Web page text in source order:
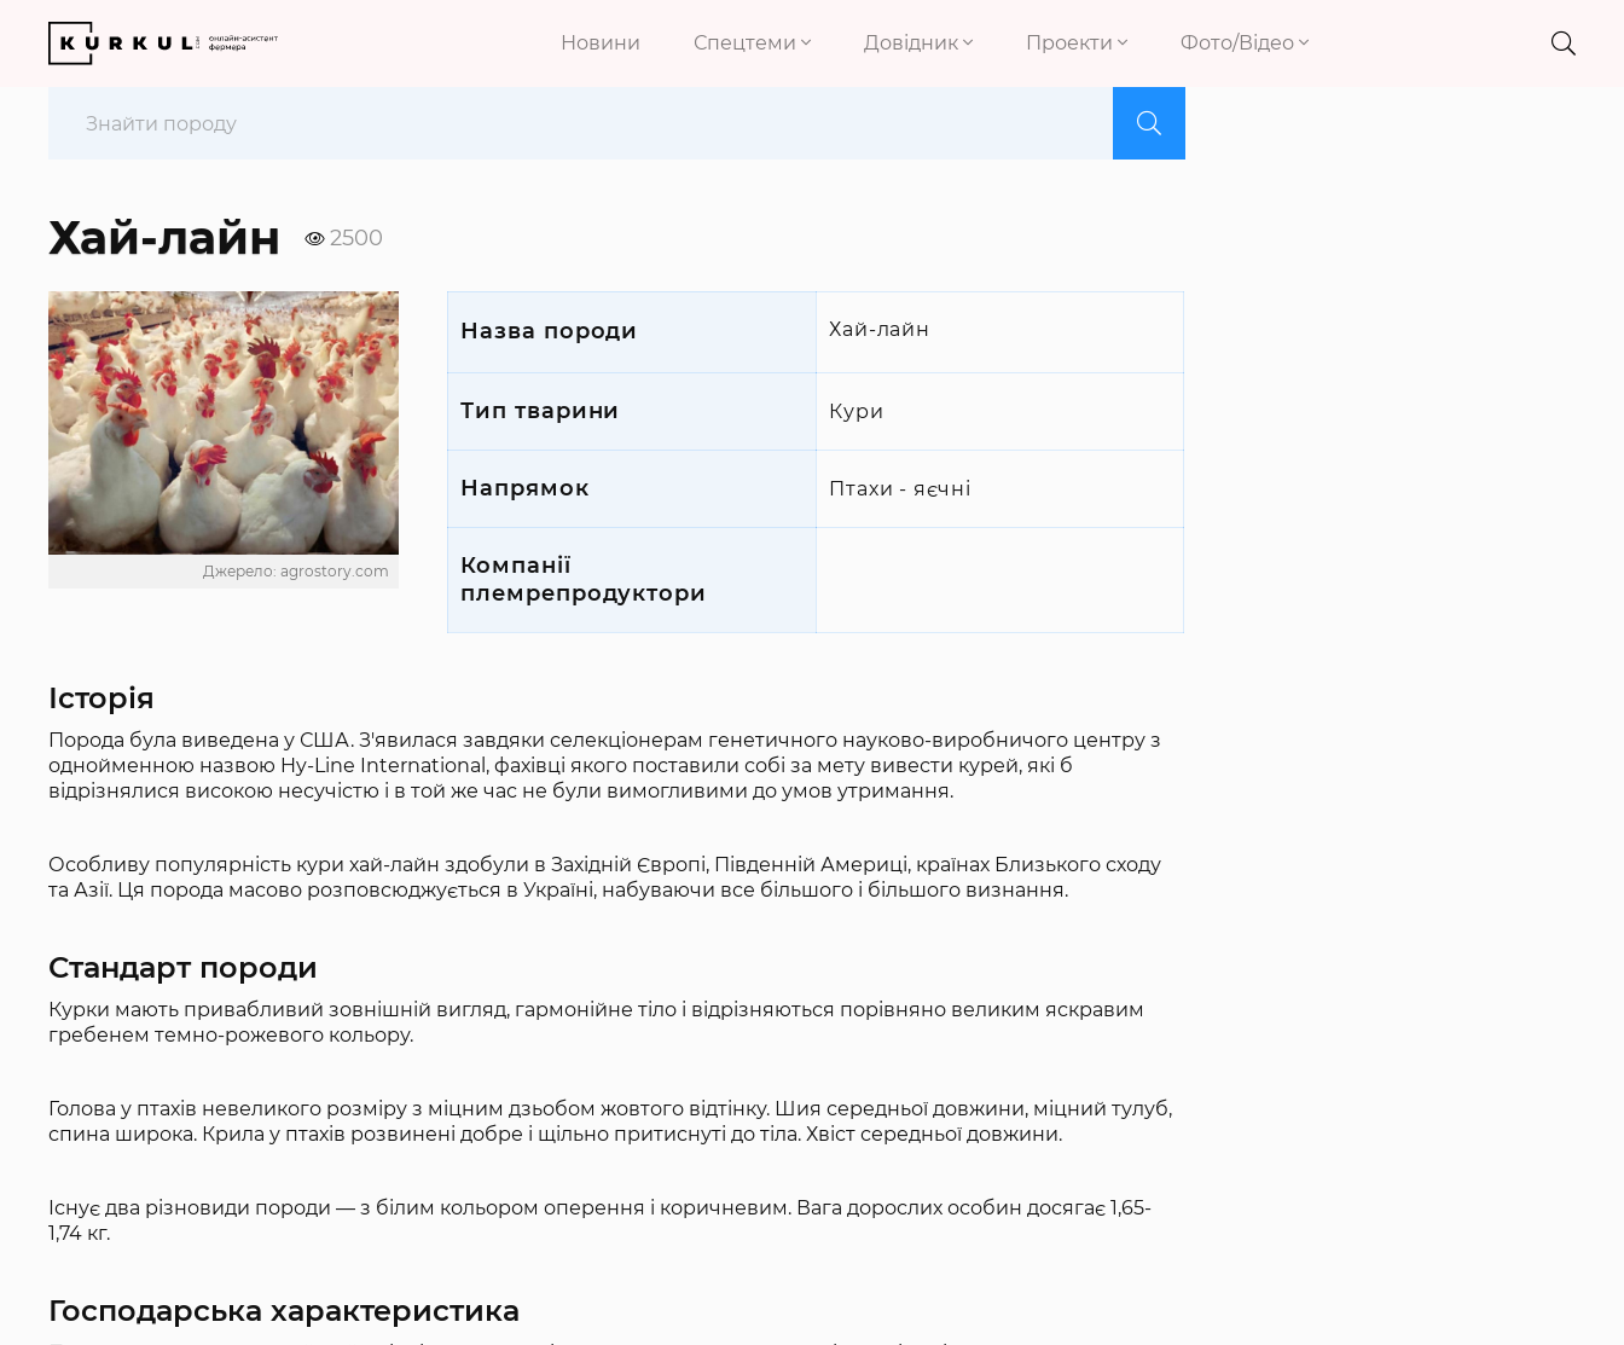
Новини Спецтеми Довідник Проекти Фото/Відео
Хай-лайн 2500
Джерело: agrostory.com
Назва породи Хай-лайн
Тип тварини Кури
Напрямок Птахи - яєчні
Компанії
племрепродуктори
Історія
Порода була виведена у США. З'явилася завдяки селекціонерам генетичного науково-виробничого центру з
однойменною назвою Hy-Line International, фахівці якого поставили собі за мету вивести курей, які б
відрізнялися високою несучістю і в той же час не були вимогливими до умов утримання.
Особливу популярність кури хай-лайн здобули в Західній Європі, Південній Америці, країнах Близького сходу
та Азії. Ця порода масово розповсюджується в Україні, набуваючи все більшого і більшого визнання.
Стандарт породи
Курки мають привабливий зовнішній вигляд, гармонійне тіло і відрізняються порівняно великим яскравим
гребенем темно-рожевого кольору.
Голова у птахів невеликого розміру з міцним дзьобом жовтого відтінку. Шия середньої довжини, міцний тулуб,
спина широка. Крила у птахів розвинені добре і щільно притиснуті до тіла. Хвіст середньої довжини.
Існує два різновиди породи — з білим кольором оперення і коричневим. Вага дорослих особин досягає 1,65-
1,74 кг.
Господарська характеристика